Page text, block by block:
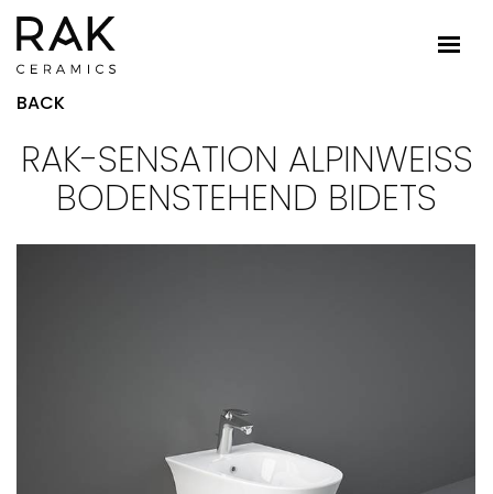
BACK
RAK-SENSATION ALPINWEISS B
ODENSTEHEND BIDETS